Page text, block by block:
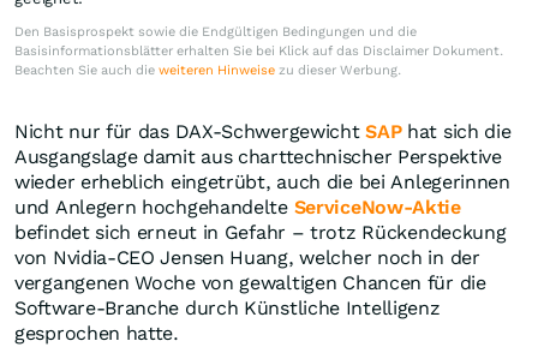
Den Basisprospekt sowie die Endgültigen Bedingungen und die
Basisinformationsblätter erhalten Sie bei Klick auf das Disclaimer Dokument.
Beachten Sie auch die weiteren Hinweise zu dieser Werbung.
Nicht nur für das DAX-SchwergewichtSAPhat sich die
Ausgangslage damit aus charttechnischer Perspektive
wieder erheblich eingetrübt, auch die bei Anlegerinnen
und Anlegern hochgehandelte ServiceNow-Aktie
befindet sich erneut in Gefahr – trotz Rückendeckung
von Nvidia-CEO Jensen Huang, welcher noch in der
vergangenen Woche von gewaltigen Chancen für die
Software-Branche durch Künstliche Intelligenz
gesprochen hatte.